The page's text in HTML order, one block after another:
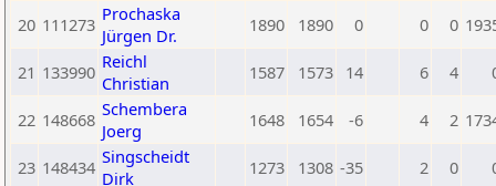
20 111273 Prochaska
Jürgen Dr.
1890 1890 0 0 0
21 133990 Reichl
Christian
1587 1573 14 6 4
22 148668 Schembera
Joerg
1648 1654 -6 4 2
23 148434 Singscheidt
Dirk
1273 1308 -35 2 0